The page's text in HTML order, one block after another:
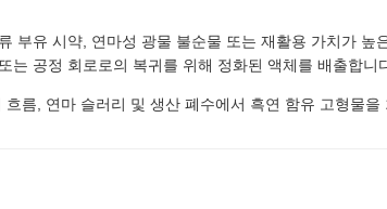
부유 시약, 연마성 광물 불순물 또는 재활용 가치가
공정 회로로의 복귀를 위해 정화된 액체를 배출합니
름, 연마 슬러리 및 생산 폐수에서 흑연 함유 고형물을